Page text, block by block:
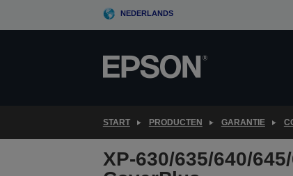
NEDERLANDS
START PRODUCTEN GARANTIE
XP-630/635/640/